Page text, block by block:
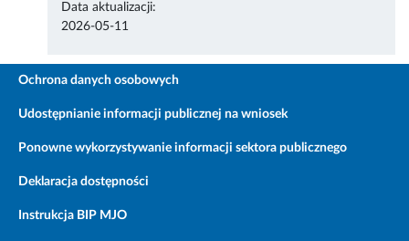
Data aktualizacji:
2026-05-11
Ochrona danych osobowych
Udostępnianie informacji publicznej na wniosek
Ponowne wykorzystywanie informacji sektora publicznego
Deklaracja dostępności
Instrukcja BIP MJO